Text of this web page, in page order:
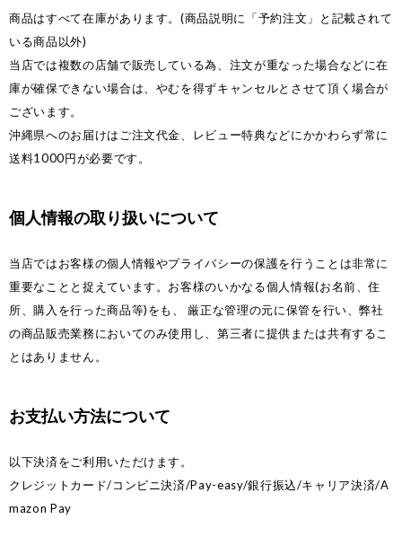
商品はすべて在庫があります。(商品説明に「予約注文」と記載されて
いる商品以外)
当店では複数の店舗で販売している為、注文が重なった場合などに在
庫が確保できない場合は、やむを得ずキャンセルとさせて頂く場合が
ございます。
沖縄県へのお届けはご注文代金、レビュー特典などにかかわらず常に
送料1000円が必要です。
個人情報の取り扱いについて
当店ではお客様の個人情報やプライバシーの保護を行うことは非常に
重要なことと捉えています。お客様のいかなる個人情報(お名前、住
所、購入を行った商品等)をも、 厳正な管理の元に保管を行い、弊社
の商品販売業務においてのみ使用し、第三者に提供または共有するこ
とはありません。
お支払い方法について
以下決済をご利用いただけます。
クレジットカード/コンビニ決済/Pay-easy/銀行振込/キャリア決済/A
mazon Pay